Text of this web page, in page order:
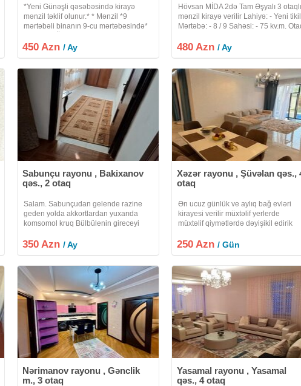
*Yeni Günəşli qəsəbəsində kirayə
mənzil təklif olunur.* * Mənzil *9
mərtəbəli binanın 9-cu mərtəbəsində*
təşkil edir. * *2 otaqlı* mənzildir və
yaşayış üçün əlverişli planlaşdırmaya
450 Azn/ Ay
Hövsan MİDA 2də Tam Əşyalı 3 otaqlı
mənzil kirayə verilir Lahiyə: - Yeni
Mərtəbə: - 8 / 9 Sahəsi: - 75 kv.m.
(istiqaməti) – Orta Kommunal:- Qaz,
480 Azn/ Ay
Sabunçu rayonu , Bakixanov
qəs., 2 otaq
Salam. Sabunçudan gelende razine
geden yolda akkortlardan yuxarıda
komsomol kruq Bülbülenin gireceyi
evi kiraye verilir. İki otaq, kuxnya,
kalidor, ev eşyalıdır. stralni,
350 Azn/ Ay
Xəzər rayonu , Şüvəlan qəs.,
otaq
Ən ucuz günlük ve aylıq bağ evləri
kirayesi verilir müxtəlif yerlerde
müxtəlif qiymətlərdə dəyişikil edirik
hemcin isdi hovuz təşkil edirik minum
250 Azn/ Gün
Nərimanov rayonu , Gənclik
m., 3 otaq
Yasamal rayonu , Yasamal
qəs., 4 otaq